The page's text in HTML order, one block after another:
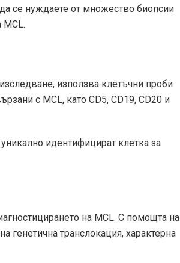
се нуждаете от множество биопсии
MCL.
използва клетъчни проби
с MCL, като CD5, CD19, CD20 и
идентифицират клетка за
на MCL. С помощта на
транслокация, характерна